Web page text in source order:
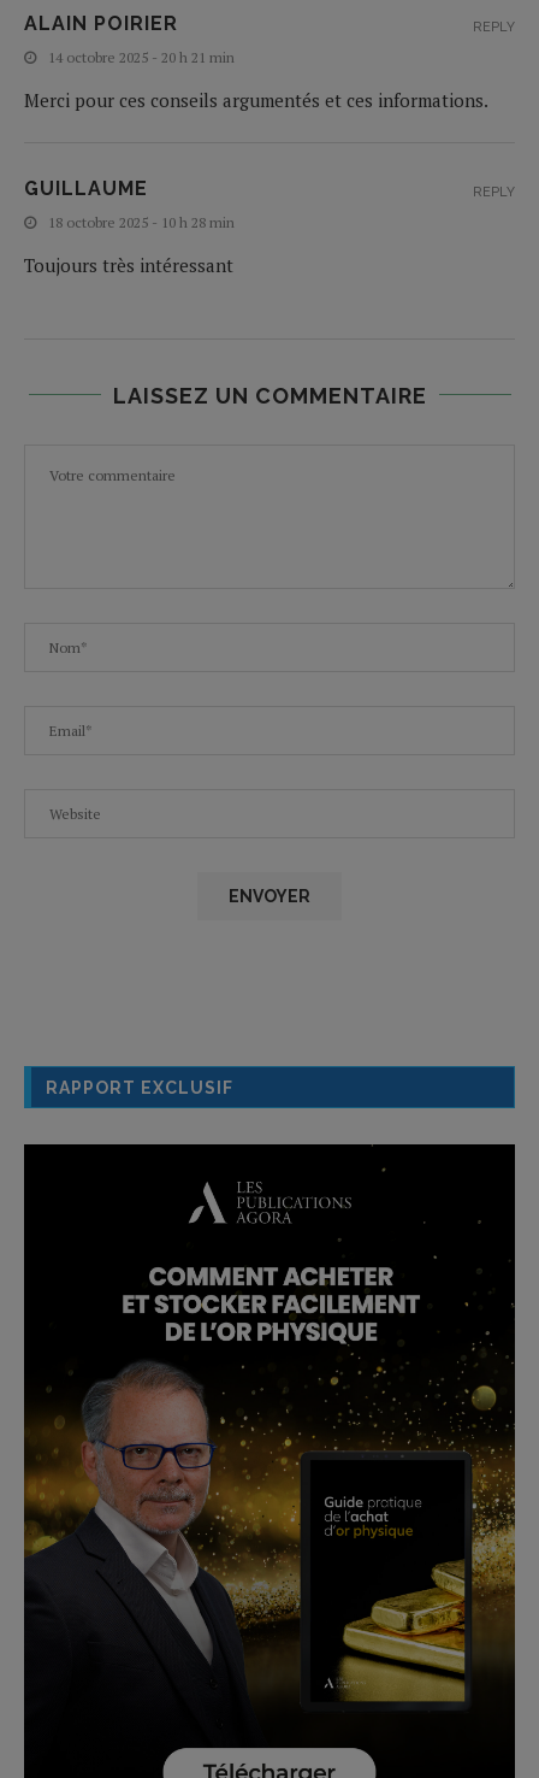
ALAIN POIRIER
14 octobre 2025 - 20 h 21 min
Merci pour ces conseils argumentés et ces informations.
REPLY
GUILLAUME
18 octobre 2025 - 10 h 28 min
Toujours très intéressant
REPLY
LAISSEZ UN COMMENTAIRE
RAPPORT EXCLUSIF